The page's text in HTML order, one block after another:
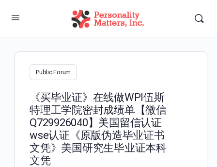
Public Forum
《买毕业证》在线做WPI伍斯
特理工学院密封成绩单【微信
Q729926040】美国留信认证
wse认证《原版伪造毕业证书
文凭》美国研究生毕业证本科
文凭